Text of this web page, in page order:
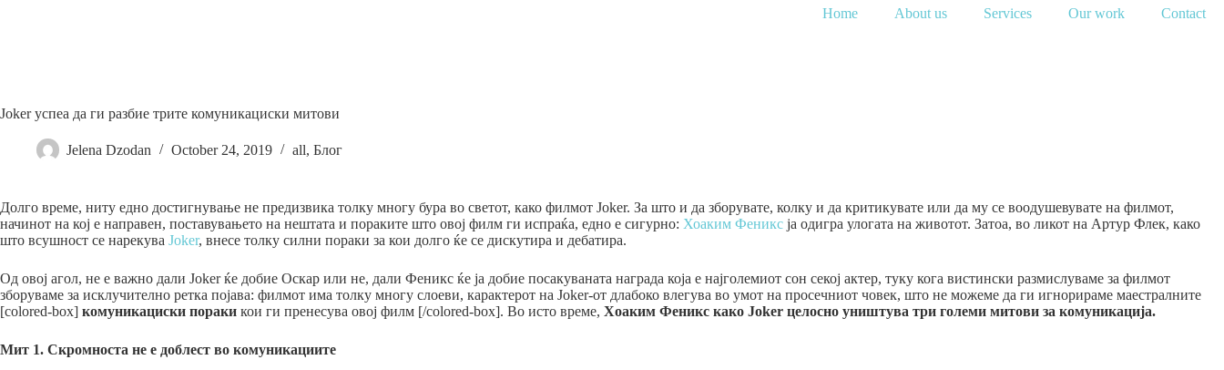
Home About us Services Our work Contact
Joker успеа да ги разбие трите комуникациски митови
Jelena Dzodan October 24, 2019 all, Блог
Долго време, ниту едно достигнување не предизвика толку многу бура во светот, како филмот Joker. За што и да зборувате, колку и да критикувате или да му се воодушевувате на филмот,
начинот на кој е направен, поставувањето на нештата и пораките што овој филм ги испраќа, едно е сигурно: Хоаким Феникс ја одигра улогата на животот. Затоа, во ликот на Артур Флек, како
што всушност се нарекува Jоker, внесе толку силни пораки за кои долго ќе се дискутира и дебатира.
Од овој агол, не е важно дали Joker ќе добие Оскар или не, дали Феникс ќе ја добие посакуваната награда која е најголемиот сон секој актер, туку кога вистински размислуваме за филмот
зборуваме за исклучително ретка појава: филмот има толку многу слоеви, карактерот на Joker-от длабоко влегува во умот на просечниот човек, што не можеме да ги игнорираме маестралните
[colored-box] комуникациски пораки кои ги пренесува овој филм [/colored-box]. Во исто време, Хоаким Феникс како Joker целосно уништува три големи митови за комуникација.
Мит 1. Скромноста не е доблест во комуникациите